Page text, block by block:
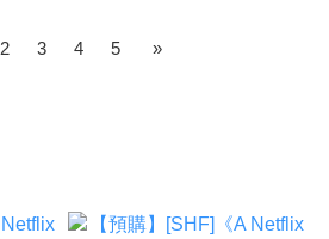
2 3 4 5 »